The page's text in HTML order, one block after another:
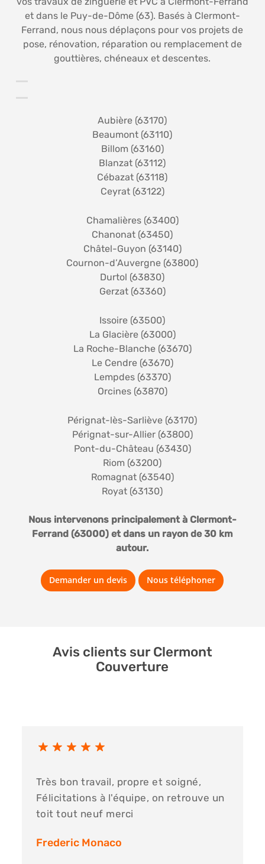
et dans le Puy-de-Dôme (63). Basés à Clermont-
Ferrand, nous nous déplaçons pour vos projets de
pose, rénovation, réparation ou remplacement de
gouttières, chéneaux et descentes.
Aubière (63170)
Beaumont (63110)
Billom (63160)
Blanzat (63112)
Cébazat (63118)
Ceyrat (63122)
Chamalières (63400)
Chanonat (63450)
Châtel-Guyon (63140)
Cournon-d’Auvergne (63800)
Durtol (63830)
Gerzat (63360)
Issoire (63500)
La Glacière (63000)
La Roche-Blanche (63670)
Le Cendre (63670)
Lempdes (63370)
Orcines (63870)
Pérignat-lès-Sarliève (63170)
Pérignat-sur-Allier (63800)
Pont-du-Château (63430)
Riom (63200)
Romagnat (63540)
Royat (63130)
Nous intervenons principalement à Clermont-
Ferrand (63000) et dans un rayon de 30 km
autour.
Demander un devis Nous téléphoner
Avis clients sur Clermont
Couverture
Très bon travail, propre et soigné,
Félicitations à l'équipe, on retrouve un
toit tout neuf merci
Frederic Monaco